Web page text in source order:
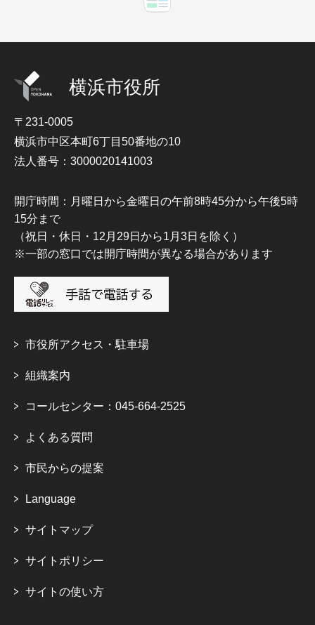
横浜市役所
〒231-0005
横浜市中区本町6丁目50番地の10
法人番号：3000020141003
開庁時間：月曜日から金曜日の午前8時45分から午後5時
15分まで
（祝日・休日・12月29日から1月3日を除く）
※一部の窓口では開庁時間が異なる場合があります
市役所アクセス・駐車場
組織案内
コールセンター：045-664-2525
よくある質問
市民からの提案
Language
サイトマップ
サイトポリシー
サイトの使い方